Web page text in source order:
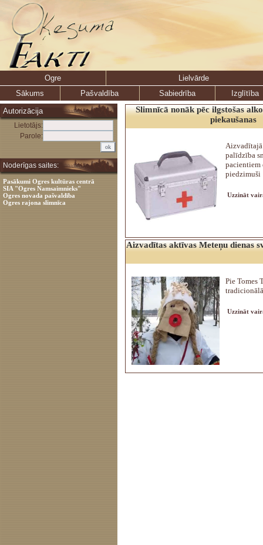
Ogre
Lielvārde
Sākums
Pašvaldība Sabiedrība
Izglītība
Autorizācija
Lietotājs:
Parole:
Noderīgas saites:
Pasākumi Ogres kultūras centrā
SIA "Ogres Namsaimnieks"
Ogres novada pašvaldība
Ogres rajona slimnīca
Slimnīcā nonāk pēc ilgstošas
piekaušanas
Aizvadītajā
palīdzība
pacientiem
piedzimuši
Uzzināt
Aizvadītas aktīvas Meteņu dienas
Pie Tomes
Uzzināt